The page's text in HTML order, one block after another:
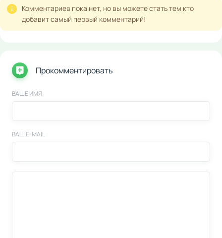
Комментариев пока нет, но вы можете стать тем кто
добавит самый первый комментарий!
Прокомментировать
ВАШЕ ИМЯ
ВАШ E-MAIL